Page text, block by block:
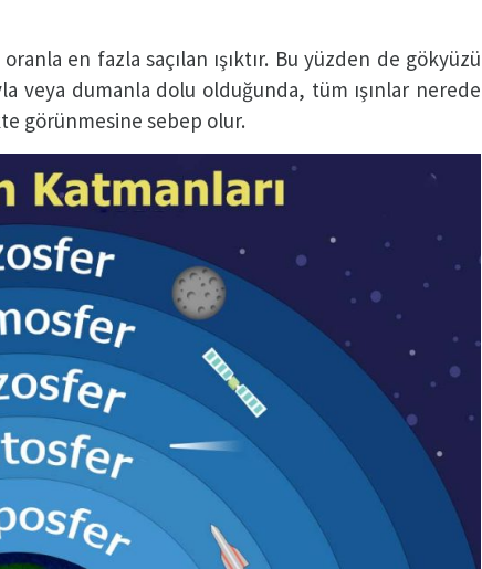
en fazla saçılan ışıktır. Bu yüzden de gökyüzü
veya dumanla dolu olduğunda, tüm ışınlar nerede
görünmesine sebep olur.